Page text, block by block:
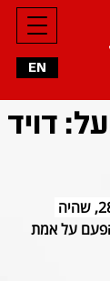
EN
דויד
הבלם הקוסוברי-אלבני בן ה-28, שהיה
על אמת